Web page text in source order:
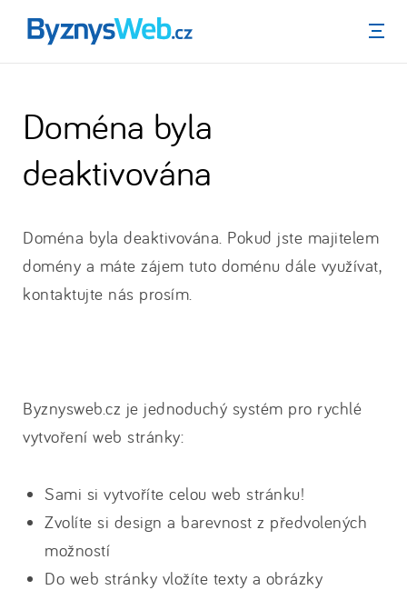
Menu
Doména byla
deaktivována
Doména byla deaktivována. Pokud jste majitelem
domény a máte zájem tuto doménu dále využívat,
kontaktujte nás prosím.
Byznysweb.cz je jednoduchý systém pro rychlé
vytvoření web stránky:
Sami si vytvoříte celou web stránku!
Zvolíte si design a barevnost z předvolených
možností
Do web stránky vložíte texty a obrázky